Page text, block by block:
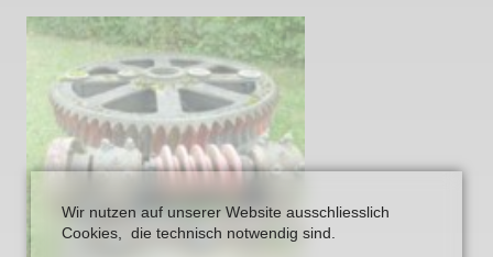
Wir nutzen auf unserer Website ausschliesslich
Cookies, die technisch notwendig sind.